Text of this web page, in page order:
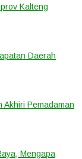
Kalteng
Daerah
Akhiri Pemadaman
Mengapa